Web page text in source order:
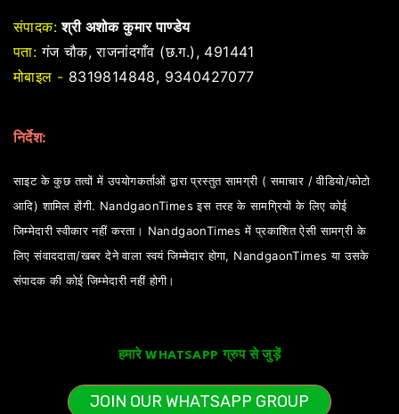
संपादक: श्री अशोक कुमार पाण्डेय
पता: गंज चौक, राजनांदगाँव (छ.ग.), 491441
मोबाइल - 8319814848, 9340427077
निर्देश:
साइट के कुछ तत्वों में उपयोगकर्ताओं द्वारा प्रस्तुत सामग्री ( समाचार / वीडियो/फोटो
आदि) शामिल होंगी. NandgaonTimes इस तरह के सामग्रियों के लिए कोई
जिम्मेदारी स्वीकार नहीं करता। NandgaonTimes में प्रकाशित ऐसी सामग्री के
लिए संवाददाता/खबर देने वाला स्वयं जिम्मेदार होगा, NandgaonTimes या उसके
संपादक की कोई जिम्मेदारी नहीं होगी।
हमारे WHATSAPP ग्रुप से जुड़ें
JOIN OUR WHATSAPP GROUP